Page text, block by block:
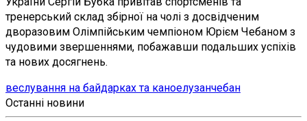
тренерський склад збірної на чолі з досвідченим
дворазовим Олімпійським чемпіоном Юрієм Чебаном з
чудовими звершеннями, побажавши подальших успіхів
та нових досягнень.
веслування на байдарках та каноелузанчебан
Останні новини